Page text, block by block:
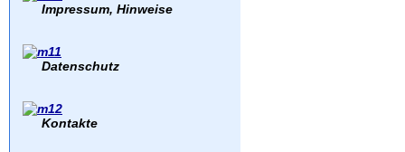
Impressum, Hinweise
Datenschutz
Kontakte